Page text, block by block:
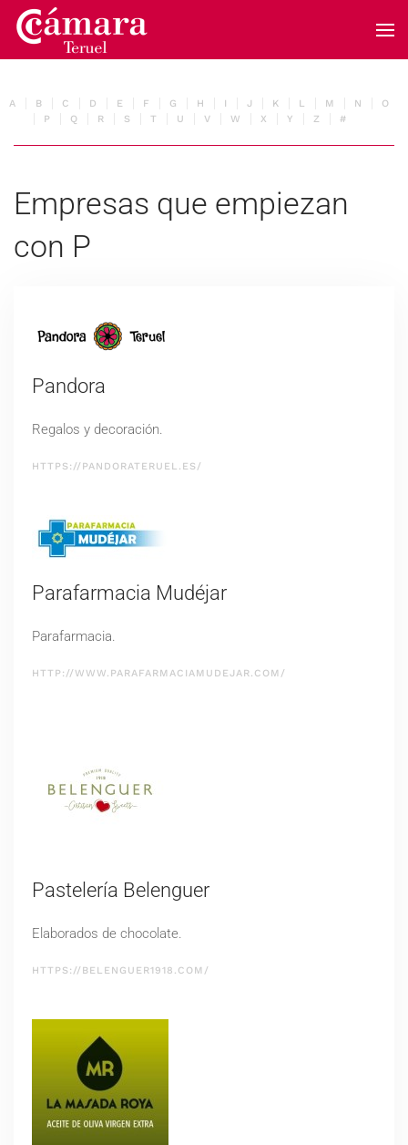
Skip to main content
A B C D E F G H I J K L M N
O
P
Q R S T U V W X Y Z #
Empresas que empiezan
con P
Pandora
Regalos y decoración.
HTTPS://PANDORATERUEL.ES/
Parafarmacia Mudéjar
Parafarmacia.
HTTP://WWW.PARAFARMACIAMUDEJAR.COM/
Pastelería Belenguer
Elaborados de chocolate.
HTTPS://BELENGUER1918.COM/